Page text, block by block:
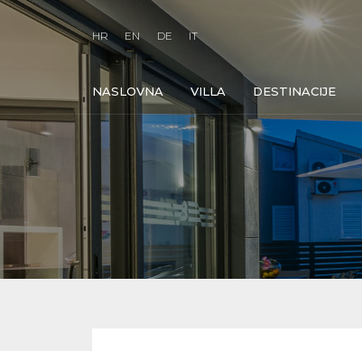
HR EN DE IT
NASLOVNA VILLA DESTINACIJE